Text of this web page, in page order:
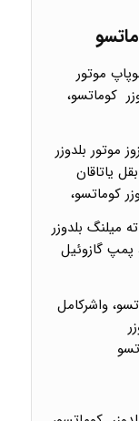
کوماتسو، سوپاپ موتور
کوماتسو،
موتور بلدوزر
یاتاقان
کوماتسو،
میلنگ بلدوزر
پمپ گازوئیل
واشرکامل